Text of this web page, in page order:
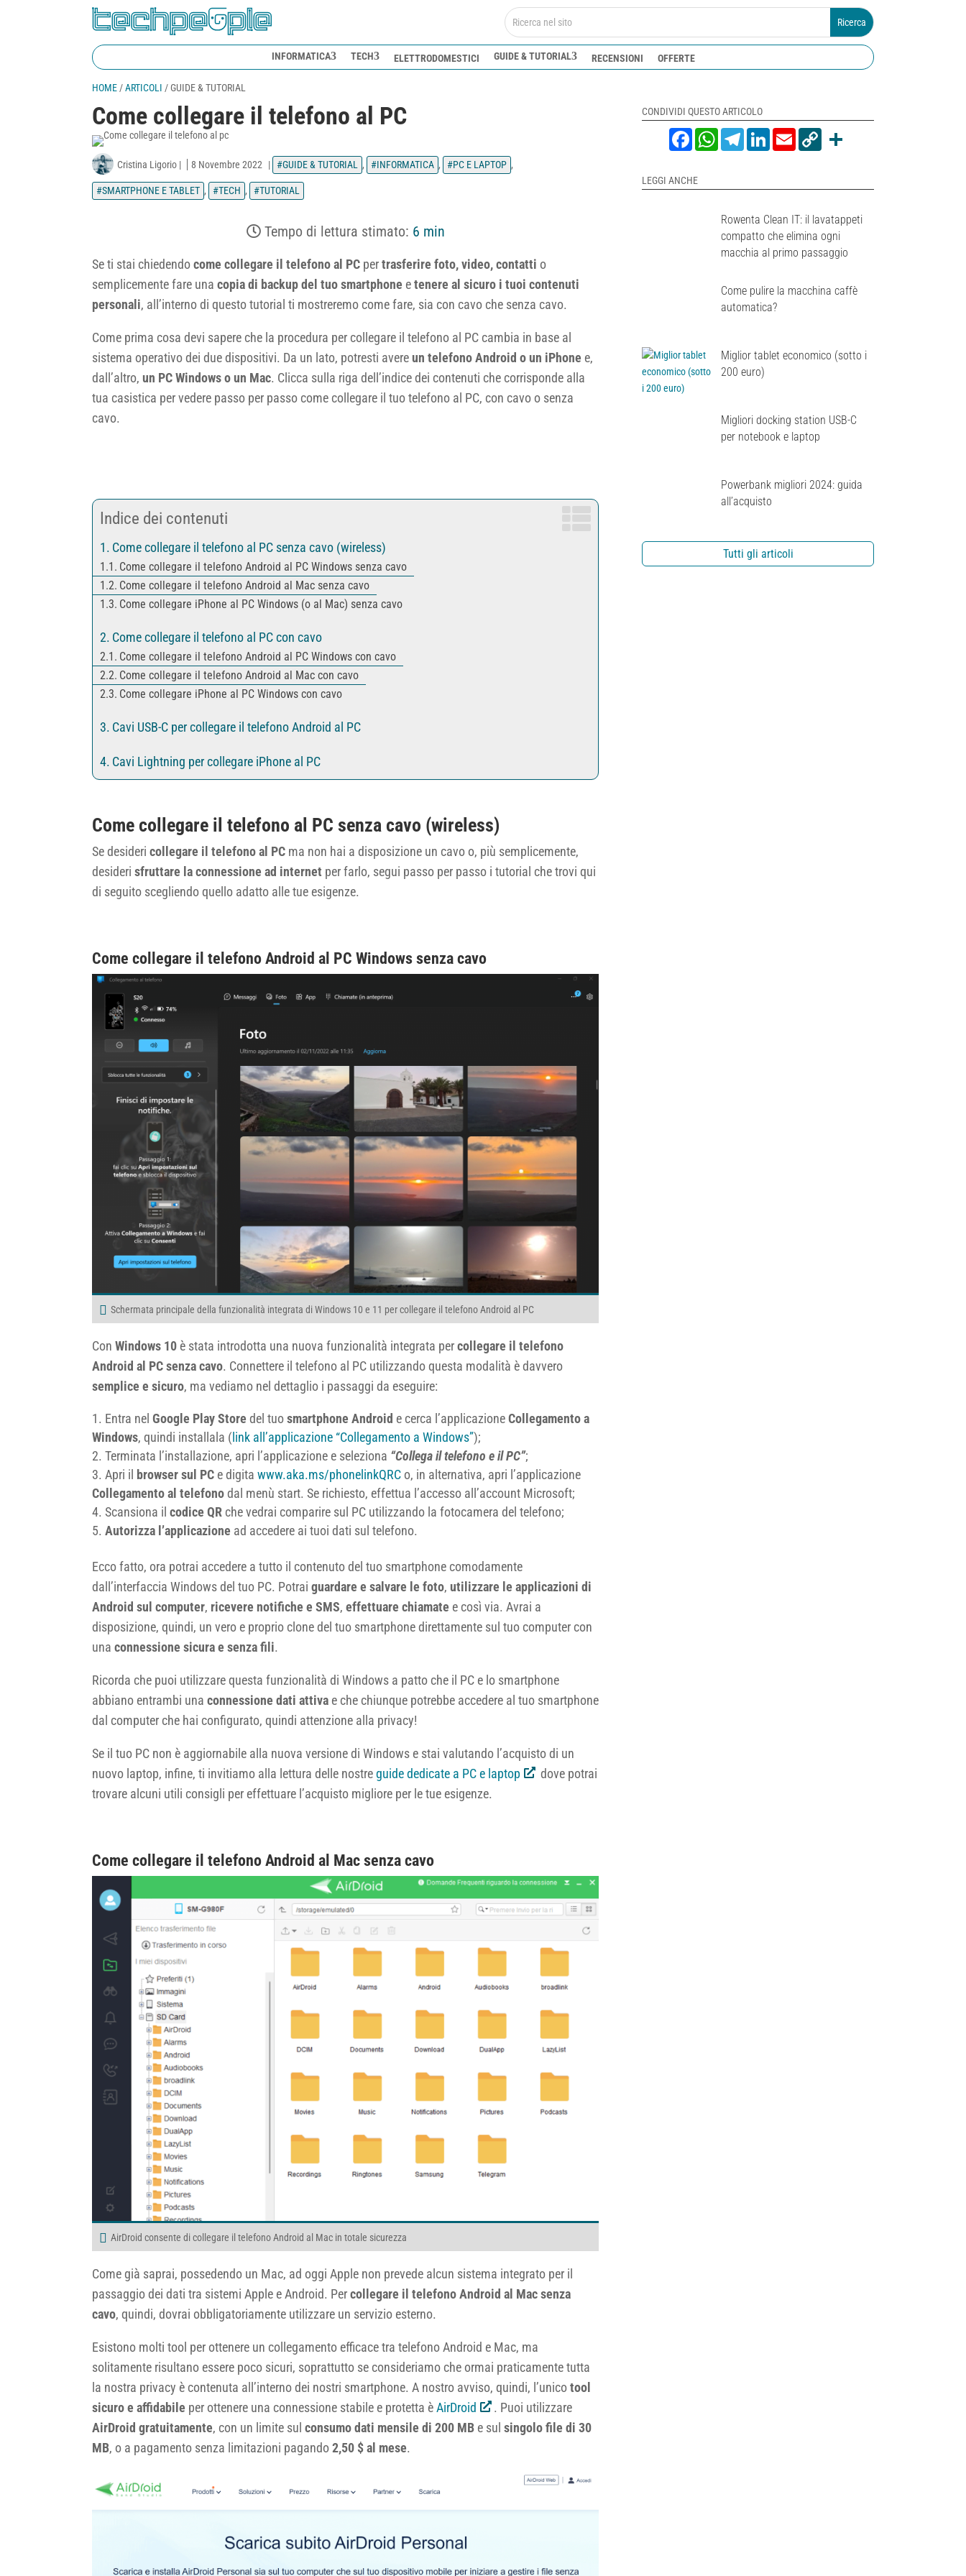
INFORMATICA TECH ELETTRODOMESTICI GUIDE & TUTORIAL RECENSIONI OFFERTE
HOME/ARTICOLI /GUIDE & TUTORIAL
Come collegare il telefono al PC
Cristina Ligorio| 8 Novembre 2022 | GUIDE & TUTORIAL , INFORMATICA , PC E LAPTOP ,
SMARTPHONE E TABLET , TECH , TUTORIAL
Tempo di lettura stimato: 6 min
Se ti stai chiedendocome collegare il telefono al PCpertrasferire foto, video, contatti o
semplicemente fare una copia di backup del tuo smartphone etenere al sicuro i tuoi contenuti
personali, all’interno di questo tutorial ti mostreremo come fare, sia con cavo che senza cavo.
Come prima cosa devi sapere che la procedura per collegare il telefono al PC cambia in base al
sistema operativo dei due dispositivi. Da un lato, potresti avere un telefono Android o un iPhone e,
dall’altro, un PC Windows o un Mac. Clicca sulla riga dell’indice dei contenuti che corrisponde alla
tua casistica per vedere passo per passo come collegare il tuo telefono al PC, con cavo o senza
cavo.
Indice dei contenuti
Come collegare il telefono al PC senza cavo (wireless)
Come collegare il telefono Android al PC Windows senza cavo
Come collegare il telefono Android al Mac senza cavo
Come collegare iPhone al PC Windows (o al Mac) senza cavo
Come collegare il telefono al PC con cavo
Come collegare il telefono Android al PC Windows con cavo
Come collegare il telefono Android al Mac con cavo
Come collegare iPhone al PC Windows con cavo
Cavi USB-C per collegare il telefono Android al PC
Cavi Lightning per collegare iPhone al PC
Come collegare il telefono al PC senza cavo (wireless)
Se desideri collegare il telefono al PCma non hai a disposizione un cavo o, più semplicemente,
desideri sfruttare la connessione ad internet per farlo, segui passo per passo i tutorial che trovi qui
di seguito scegliendo quello adatto alle tue esigenze.
Come collegare il telefono Android al PC Windows senza cavo
Schermata principale della funzionalità integrata di Windows 10 e 11 per collegare il telefono Android al PC
Con Windows 10è stata introdotta una nuova funzionalità integrata percollegare il telefono
Android al PC senza cavo. Connettere il telefono al PC utilizzando questa modalità è davvero
semplice e sicuro, ma vediamo nel dettaglio i passaggi da eseguire:
Entra nel Google Play Store del tuosmartphone Android e cerca l’applicazioneCollegamento a
Windows, quindi installala (link all’applicazione “Collegamento a Windows”);
Terminata l’installazione, apri l’applicazione e seleziona “Collega il telefono e il PC”;
Apri il browser sul PCe digita www.aka.ms/phonelinkQRCo, in alternativa, apri l’applicazione
Collegamento al telefonodal menù start. Se richiesto, effettua l’accesso all’account Microsoft;
Scansiona il codice QRche vedrai comparire sul PC utilizzando la fotocamera del telefono;
Autorizza l’applicazione ad accedere ai tuoi dati sul telefono.
Ecco fatto, ora potrai accedere a tutto il contenuto del tuo smartphone comodamente
dall’interfaccia Windows del tuo PC. Potrai guardare e salvare le foto, utilizzare le applicazioni di
Android sul computer, ricevere notifiche e SMS, effettuare chiamate e così via. Avrai a
disposizione, quindi, un vero e proprio clone del tuo smartphone direttamente sul tuo computer con
una connessione sicura e senza fili.
Ricorda che puoi utilizzare questa funzionalità di Windows a patto che il PC e lo smartphone
abbiano entrambi una connessione dati attivae che chiunque potrebbe accedere al tuo smartphone
dal computer che hai configurato, quindi attenzione alla privacy!
Se il tuo PC non è aggiornabile alla nuova versione di Windows e stai valutando l’acquisto di un
nuovo laptop, infine, ti invitiamo alla lettura delle nostreguide dedicate a PC e laptop
dove potrai
trovare alcuni utili consigli per effettuare l’acquisto migliore per le tue esigenze.
Come collegare il telefono Android al Mac senza cavo
AirDroid consente di collegare il telefono Android al Mac in totale sicurezza
Come già saprai, possedendo un Mac, ad oggi Apple non prevede alcun sistema integrato per il
passaggio dei dati tra sistemi Apple e Android. Percollegare il telefono Android al Mac senza
cavo, quindi, dovrai obbligatoriamente utilizzare un servizio esterno.
Esistono molti tool per ottenere un collegamento efficace tra telefono Android e Mac, ma
solitamente risultano essere poco sicuri, soprattutto se consideriamo che ormai praticamente tutta
la nostra privacy è contenuta all’interno dei nostri smartphone. A nostro avviso, quindi, l’unicotool
sicuro e affidabile per ottenere una connessione stabile e protetta èAirDroid
. Puoi utilizzare
AirDroid gratuitamente, con un limite sul consumo dati mensile di 200 MBe sul singolo file di 30
MB, o a pagamento senza limitazioni pagando2,50 $ al mese.
CONDIVIDI QUESTO ARTICOLO
FacebookWhatsAppTelegramLinkedInEmail Copy
Link
LEGGI ANCHE
Rowenta Clean IT: il lavatappeti
compatto che elimina ogni
macchia al primo passaggio
Come pulire la macchina caffè
automatica?
Miglior tablet economico (sotto i
200 euro)
Migliori docking station USB-C
per notebook e laptop
Powerbank migliori 2024: guida
all’acquisto
Tutti gli articoli